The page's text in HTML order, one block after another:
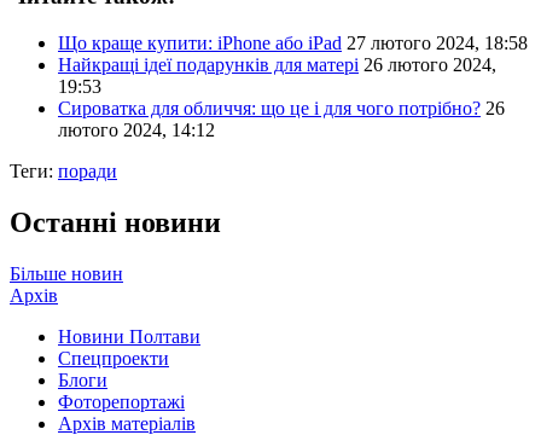
Що краще купити: iPhone або iPad 27 лютого 2024, 18:58
Найкращі ідеї подарунків для матері 26 лютого 2024,
19:53
Сироватка для обличчя: що це і для чого потрібно? 26
лютого 2024, 14:12
Теги: поради
Останні новини
Більше новин
Архів
Новини Полтави
Спецпроекти
Блоги
Фоторепортажі
Архів матеріалів